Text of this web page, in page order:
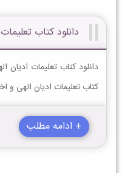
دانلود کتاب
دانلود کتاب تعلیمات
کتاب تعلیمات ادیان الهى و اخلاق
+ ادامه مطلب